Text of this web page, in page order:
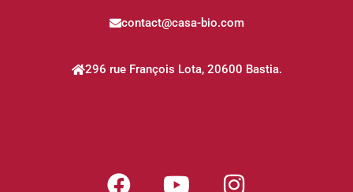
contact@casa-bio.com
296 rue François Lota, 20600 Bastia.